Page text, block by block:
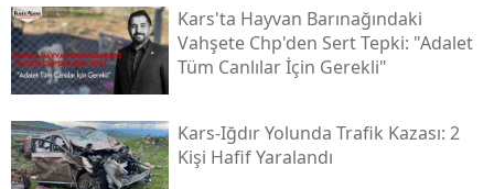
Ardahan
Iğdır
Karabük
Kars'ta Hayvan Barınağındaki
Vahşete Chp'den Sert Tepki: "adalet
Tüm Canlılar İçin Gerekli"
Kars-Iğdır Yolunda Trafik Kazası: 2
Kişi Hafif Yaralandı